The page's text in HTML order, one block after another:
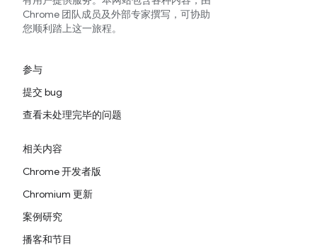
Chrome 团队成员及外部专家撰写，可协助
您顺利踏上这一旅程。
参与
提交 bug
查看未处理完毕的问题
相关内容
Chrome 开发者版
Chromium 更新
案例研究
播客和节目